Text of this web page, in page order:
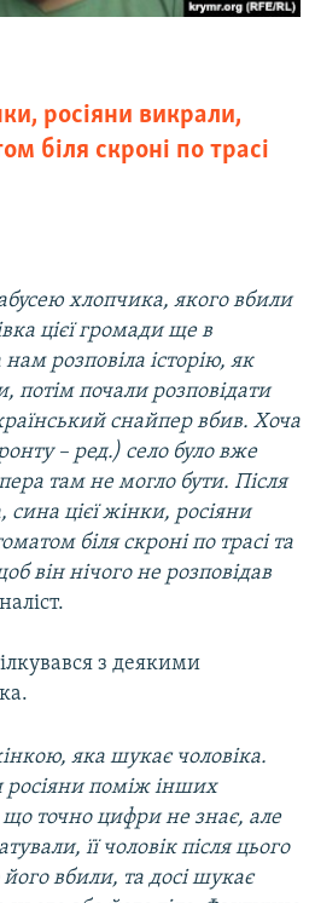
росіяни викрали,
біля скроні по трасі
хлопчика, якого вбили
цієї громади ще в
розповіла історію, як
потім почали розповідати
снайпер вбив. Хоча
– ред.) село було вже
там не могло бути. Після
сина цієї жінки, росіяни
біля скроні по трасі та
він нічого не розповідав
з деякими
яка шукає чоловіка.
росіяни поміж інших
що точно цифри не знає, але
її чоловік після цього
вбили, та досі шукає